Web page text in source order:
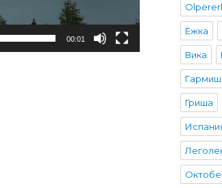
00:01
и хижина Ольперерхютте
Ёжка
Вика
Гриша